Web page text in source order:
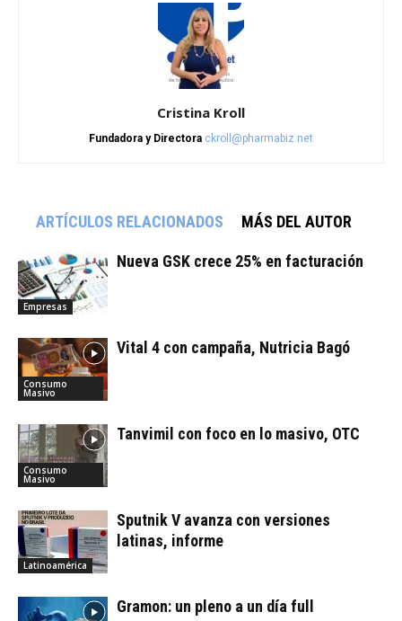
Cristina Kroll
Fundadora y Directora ckroll@pharmabiz.net
ARTÍCULOS RELACIONADOS MÁS DEL AUTOR
Empresas
Nueva GSK crece 25% en facturación
Consumo
Masivo
Vital 4 con campaña, Nutricia Bagó
Consumo
Masivo
Tanvimil con foco en lo masivo, OTC
Latinoamérica
Sputnik V avanza con versiones
latinas, informe
Gramon: un pleno a un día full